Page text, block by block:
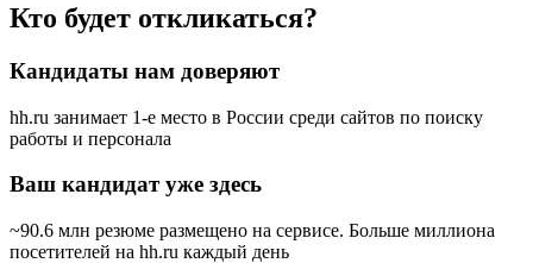
Кто будет откликаться?
Кандидаты нам доверяют
hh.ru занимает 1-е место в России среди сайтов по поиску
работы и персонала
Ваш кандидат уже здесь
~90.6 млн резюме размещено на сервисе. Больше миллиона
посетителей на hh.ru каждый день